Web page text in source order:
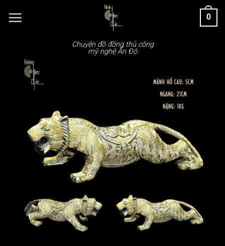
đến
Chuyên đồ đồng thủ công
mỹ nghệ Ấn Độ
0